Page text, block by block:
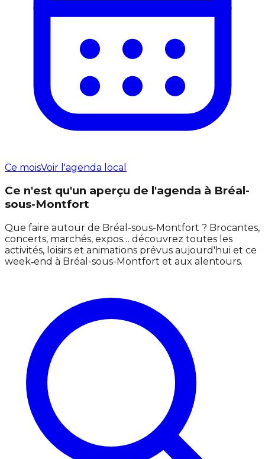
Ce moisVoir l'agenda local
Ce n'est qu'un aperçu de l'agenda à Bréal-
sous-Montfort
Que faire autour de Bréal-sous-Montfort ? Brocantes,
concerts, marchés, expos… découvrez toutes les
activités, loisirs et animations prévus aujourd'hui et ce
week‑end à Bréal-sous-Montfort et aux alentours.